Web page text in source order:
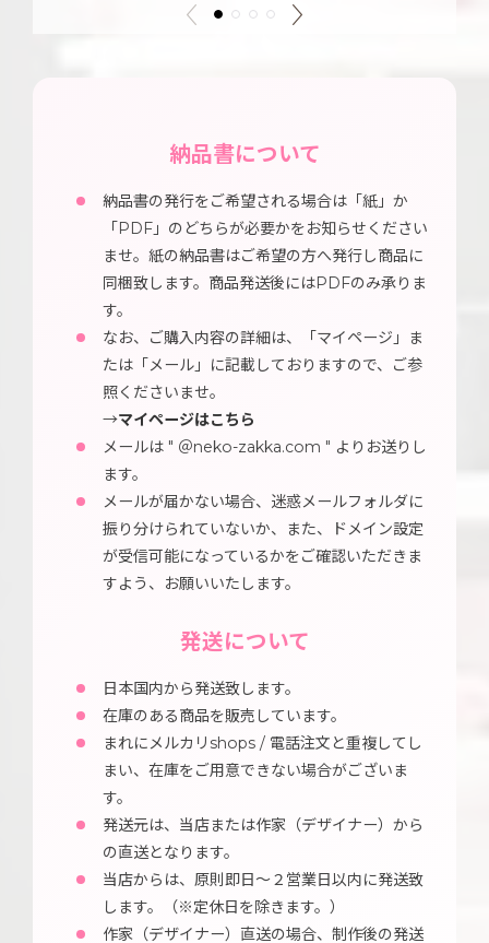
納品書について
納品書の発行をご希望される場合は「紙」か
「PDF」のどちらが必要かをお知らせください
ませ。紙の納品書はご希望の方へ発行し商品に
同梱致します。商品発送後にはPDFのみ承りま
す。
なお、ご購入内容の詳細は、「マイページ」ま
たは「メール」に記載しておりますので、ご参
照くださいませ。
→マイページはこちら
メールは " ＠neko-zakka.com " よりお送りし
ます。
メールが届かない場合、迷惑メールフォルダに
振り分けられていないか、また、ドメイン設定
が受信可能になっているかをご確認いただきま
すよう、お願いいたします。
発送について
日本国内から発送致します。
在庫のある商品を販売しています。
まれにメルカリshops / 電話注文と重複してし
まい、在庫をご用意できない場合がございま
す。
発送元は、当店または作家（デザイナー）から
の直送となります。
当店からは、原則即日～２営業日以内に発送致
します。（※定休日を除きます。）
作家（デザイナー）直送の場合、制作後の発送